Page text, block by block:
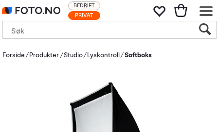
PRIVAT
BEDRIFT
Forside Produkter Studio Lyskontroll Softboks